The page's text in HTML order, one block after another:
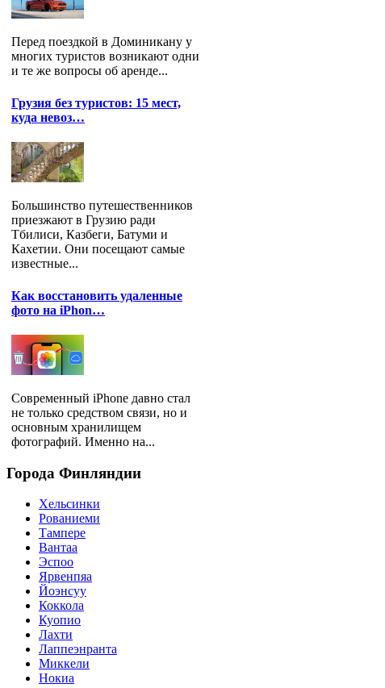
Перед поездкой в Доминикану у
многих туристов возникают одни
и те же вопросы об аренде...
Грузия без туристов: 15 мест,
куда невоз…
Большинство путешественников
приезжают в Грузию ради
Тбилиси, Казбеги, Батуми и
Кахетии. Они посещают самые
известные...
Как восстановить удаленные
фото на iPhon…
Современный iPhone давно стал
не только средством связи, но и
основным хранилищем
фотографий. Именно на...
Города Финляндии
Хельсинки
Рованиеми
Тампере
Вантаа
Эспоо
Ярвенпяа
Йоэнсуу
Коккола
Куопио
Лахти
Лаппеэнранта
Миккели
Нокиа